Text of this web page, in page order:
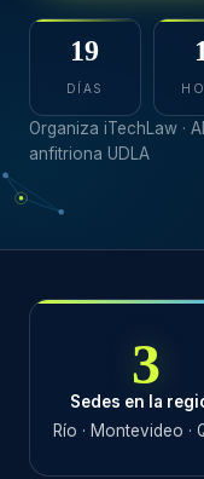
19
DÍAS
Organiza iTechLaw ·
anfitriona UDLA
3
Sedes en la
Río · Montevideo ·